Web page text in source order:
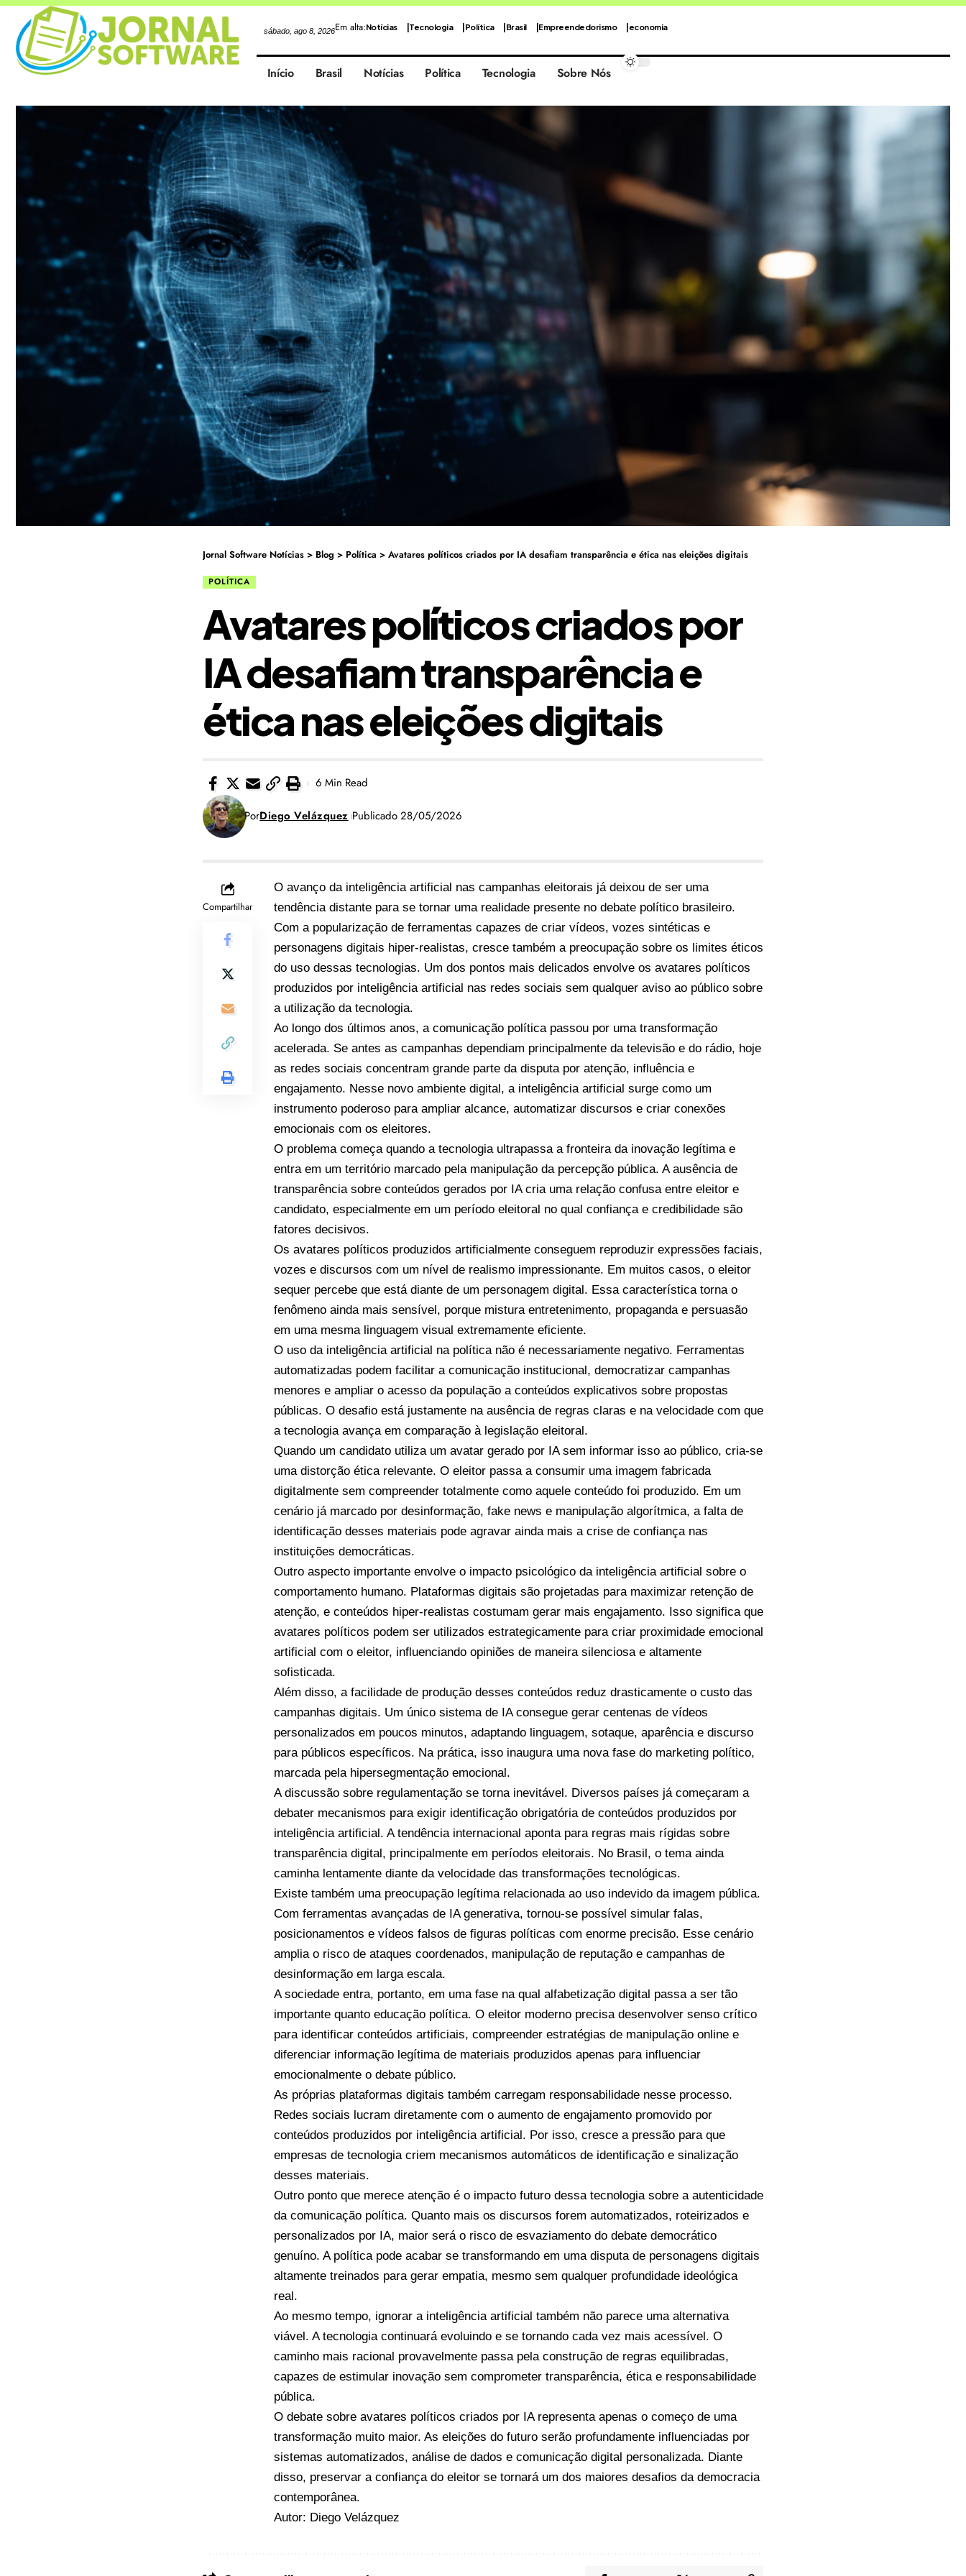
sábado, ago 8, 2026Em alta:Notícias Tecnologia Política Brasil Empreendedorismo economia
Início Brasil Notícias Política Tecnologia Sobre Nós
Jornal Software Notícias > Blog > Política > Avatares políticos criados por IA desafiam transparência e ética nas eleições digitais
POLÍTICA
Avatares políticos criados por
IA desafiam transparência e
ética nas eleições digitais
PorDiego Velázquez Publicado 28/05/2026
6 Min Read
Compartilhar
O avanço da inteligência artificial nas campanhas eleitorais já deixou de ser uma
tendência distante para se tornar uma realidade presente no debate político brasileiro.
Com a popularização de ferramentas capazes de criar vídeos, vozes sintéticas e
personagens digitais hiper-realistas, cresce também a preocupação sobre os limites éticos
do uso dessas tecnologias. Um dos pontos mais delicados envolve os avatares políticos
produzidos por inteligência artificial nas redes sociais sem qualquer aviso ao público sobre
a utilização da tecnologia.
Ao longo dos últimos anos, a comunicação política passou por uma transformação
acelerada. Se antes as campanhas dependiam principalmente da televisão e do rádio, hoje
as redes sociais concentram grande parte da disputa por atenção, influência e
engajamento. Nesse novo ambiente digital, a inteligência artificial surge como um
instrumento poderoso para ampliar alcance, automatizar discursos e criar conexões
emocionais com os eleitores.
O problema começa quando a tecnologia ultrapassa a fronteira da inovação legítima e
entra em um território marcado pela manipulação da percepção pública. A ausência de
transparência sobre conteúdos gerados por IA cria uma relação confusa entre eleitor e
candidato, especialmente em um período eleitoral no qual confiança e credibilidade são
fatores decisivos.
Os avatares políticos produzidos artificialmente conseguem reproduzir expressões faciais,
vozes e discursos com um nível de realismo impressionante. Em muitos casos, o eleitor
sequer percebe que está diante de um personagem digital. Essa característica torna o
fenômeno ainda mais sensível, porque mistura entretenimento, propaganda e persuasão
em uma mesma linguagem visual extremamente eficiente.
O uso da inteligência artificial na política não é necessariamente negativo. Ferramentas
automatizadas podem facilitar a comunicação institucional, democratizar campanhas
menores e ampliar o acesso da população a conteúdos explicativos sobre propostas
públicas. O desafio está justamente na ausência de regras claras e na velocidade com que
a tecnologia avança em comparação à legislação eleitoral.
Quando um candidato utiliza um avatar gerado por IA sem informar isso ao público, cria-se
uma distorção ética relevante. O eleitor passa a consumir uma imagem fabricada
digitalmente sem compreender totalmente como aquele conteúdo foi produzido. Em um
cenário já marcado por desinformação, fake news e manipulação algorítmica, a falta de
identificação desses materiais pode agravar ainda mais a crise de confiança nas
instituições democráticas.
Outro aspecto importante envolve o impacto psicológico da inteligência artificial sobre o
comportamento humano. Plataformas digitais são projetadas para maximizar retenção de
atenção, e conteúdos hiper-realistas costumam gerar mais engajamento. Isso significa que
avatares políticos podem ser utilizados estrategicamente para criar proximidade emocional
artificial com o eleitor, influenciando opiniões de maneira silenciosa e altamente
sofisticada.
Além disso, a facilidade de produção desses conteúdos reduz drasticamente o custo das
campanhas digitais. Um único sistema de IA consegue gerar centenas de vídeos
personalizados em poucos minutos, adaptando linguagem, sotaque, aparência e discurso
para públicos específicos. Na prática, isso inaugura uma nova fase do marketing político,
marcada pela hipersegmentação emocional.
A discussão sobre regulamentação se torna inevitável. Diversos países já começaram a
debater mecanismos para exigir identificação obrigatória de conteúdos produzidos por
inteligência artificial. A tendência internacional aponta para regras mais rígidas sobre
transparência digital, principalmente em períodos eleitorais. No Brasil, o tema ainda
caminha lentamente diante da velocidade das transformações tecnológicas.
Existe também uma preocupação legítima relacionada ao uso indevido da imagem pública.
Com ferramentas avançadas de IA generativa, tornou-se possível simular falas,
posicionamentos e vídeos falsos de figuras políticas com enorme precisão. Esse cenário
amplia o risco de ataques coordenados, manipulação de reputação e campanhas de
desinformação em larga escala.
A sociedade entra, portanto, em uma fase na qual alfabetização digital passa a ser tão
importante quanto educação política. O eleitor moderno precisa desenvolver senso crítico
para identificar conteúdos artificiais, compreender estratégias de manipulação online e
diferenciar informação legítima de materiais produzidos apenas para influenciar
emocionalmente o debate público.
As próprias plataformas digitais também carregam responsabilidade nesse processo.
Redes sociais lucram diretamente com o aumento de engajamento promovido por
conteúdos produzidos por inteligência artificial. Por isso, cresce a pressão para que
empresas de tecnologia criem mecanismos automáticos de identificação e sinalização
desses materiais.
Outro ponto que merece atenção é o impacto futuro dessa tecnologia sobre a autenticidade
da comunicação política. Quanto mais os discursos forem automatizados, roteirizados e
personalizados por IA, maior será o risco de esvaziamento do debate democrático
genuíno. A política pode acabar se transformando em uma disputa de personagens digitais
altamente treinados para gerar empatia, mesmo sem qualquer profundidade ideológica
real.
Ao mesmo tempo, ignorar a inteligência artificial também não parece uma alternativa
viável. A tecnologia continuará evoluindo e se tornando cada vez mais acessível. O
caminho mais racional provavelmente passa pela construção de regras equilibradas,
capazes de estimular inovação sem comprometer transparência, ética e responsabilidade
pública.
O debate sobre avatares políticos criados por IA representa apenas o começo de uma
transformação muito maior. As eleições do futuro serão profundamente influenciadas por
sistemas automatizados, análise de dados e comunicação digital personalizada. Diante
disso, preservar a confiança do eleitor se tornará um dos maiores desafios da democracia
contemporânea.
Autor: Diego Velázquez